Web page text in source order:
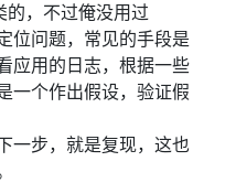
，不过俺没用过
位问题，常见的手段是
应用的日志，根据一些
一个作出假设，验证假
一步，就是复现，这也